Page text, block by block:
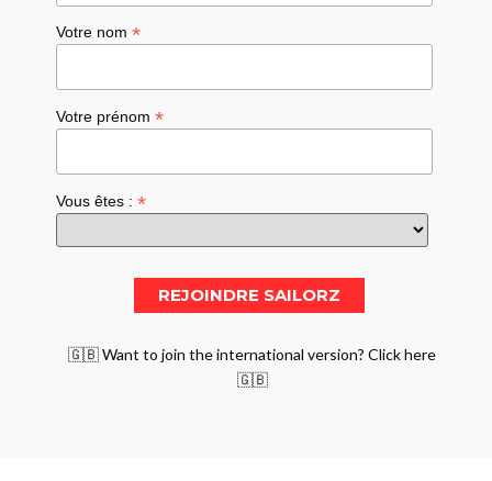
Votre nom*
Votre prénom*
Vous êtes :*
🇬🇧 Want to join the international version? Click here
🇬🇧